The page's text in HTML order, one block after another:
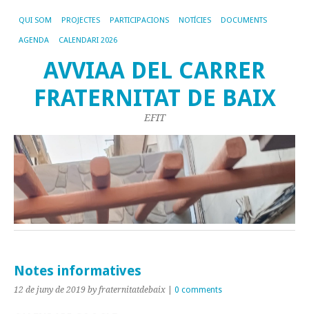
QUI SOM PROJECTES PARTICIPACIONS NOTÍCIES DOCUMENTS
AGENDA CALENDARI 2026
AVVIAA DEL CARRER
FRATERNITAT DE BAIX
EFIT
Notes informatives
12 de juny de 2019 by fraternitatdebaix 0 comments